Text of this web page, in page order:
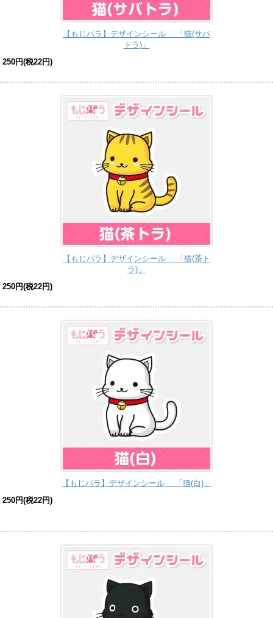
【もじパラ】デザインシール 「猫(サバ
トラ)」
250円(税22円)
【もじパラ】デザインシール 「猫(茶ト
ラ)」
250円(税22円)
【もじパラ】デザインシール 「猫(白)」
250円(税22円)